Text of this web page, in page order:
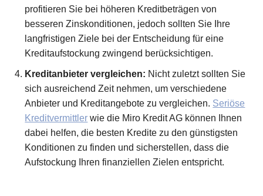
profitieren Sie bei höheren Kreditbeträgen von
besseren Zinskonditionen, jedoch sollten Sie Ihre
langfristigen Ziele bei der Entscheidung für eine
Kreditaufstockung zwingend berücksichtigen.
Kreditanbieter vergleichen: Nicht zuletzt sollten Sie
sich ausreichend Zeit nehmen, um verschiedene
Anbieter und Kreditangebote zu vergleichen. Seriöse
Kreditvermittler wie die Miro Kredit AG können Ihnen
dabei helfen, die besten Kredite zu den günstigsten
Konditionen zu finden und sicherstellen, dass die
Aufstockung Ihren finanziellen Zielen entspricht.